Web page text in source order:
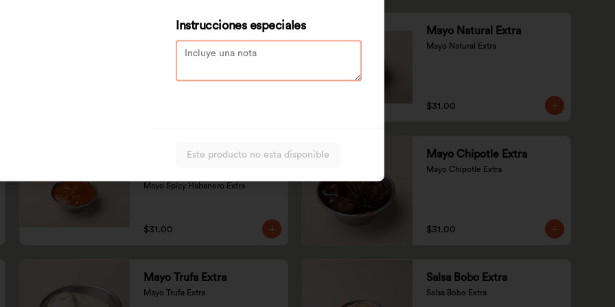
Chipotle Dulce Extra Mayo Natural Extra
Mayo Natural Extra
$31.00
Mayo Spicy Habanero
Mayo Spicy Habanero Extra
$31.00
Mayo Chipotle Extra
Mayo Chipotle Extra
$31.00
Mayo Trufa Extra
Mayo Trufa Extra
Salsa Bobo Extra
Salsa Bobo Extra
Instrucciones especiales
Este producto no esta disponible